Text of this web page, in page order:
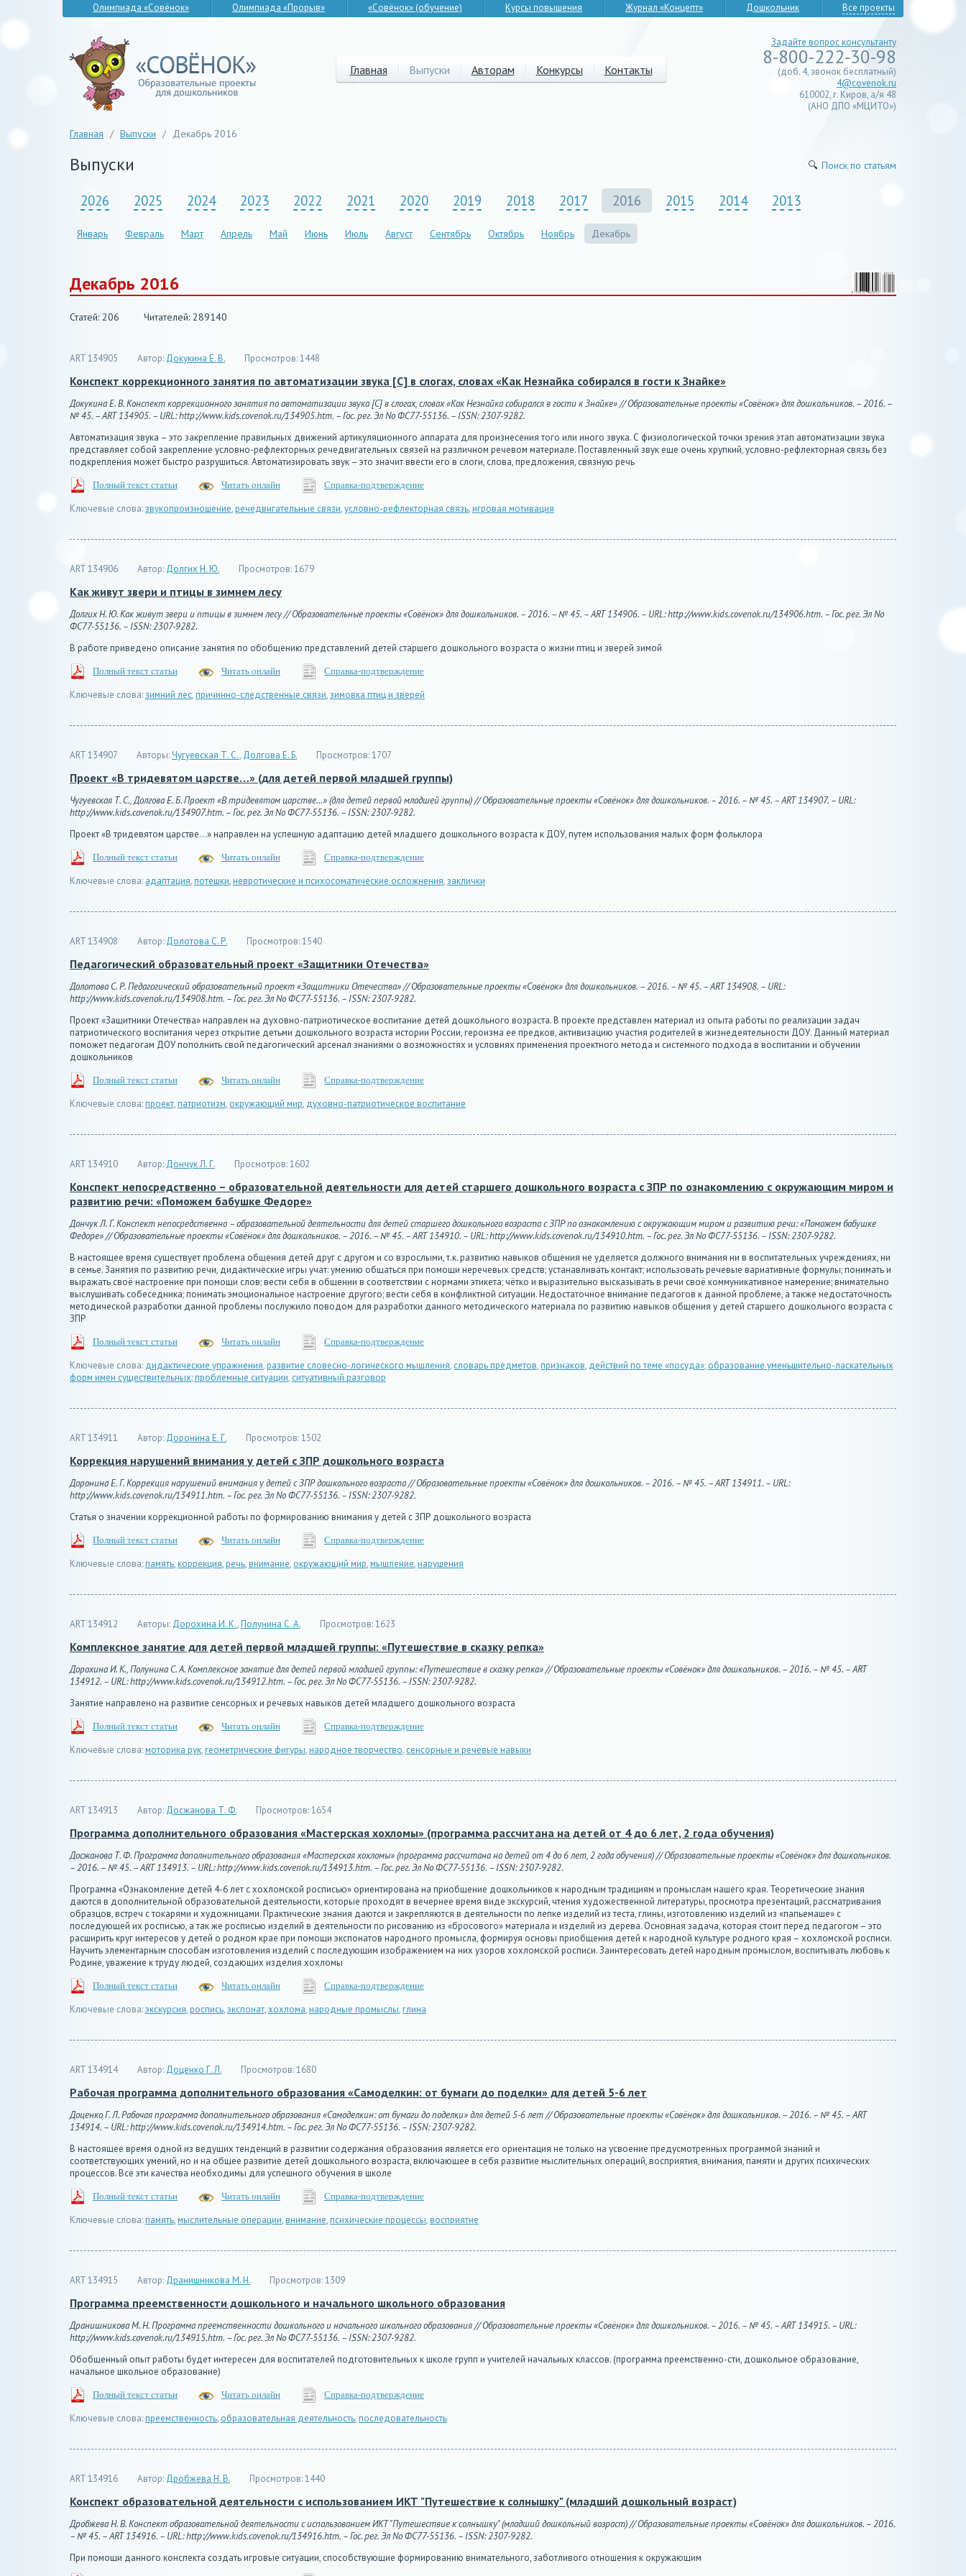
Олимпиада «Совёнок» Олимпиада «Прорыв» «Совёнок» (обучение) Курсы повышения Журнал «Концепт» Дошкольник Все проекты
Главная Выпуски Авторам Конкурсы Контакты
Задайте вопрос консультанту
8-800-222-30-98
(доб. 4, звонок бесплатный)
4@covenok.ru
610002, г. Киров, а/я 48
(АНО ДПО «МЦИТО»)
Главная / Выпуски / Декабрь 2016
🔍 Поиск по статьям
Выпуски
2026 2025 2024 2023 2022 2021 2020 2019 2018 2017 2016 2015 2014 2013
Январь Февраль Март Апрель Май Июнь Июль Август Сентябрь Октябрь Ноябрь Декабрь
Декабрь 2016
Статей: 206 Читателей: 289140
ART 134905 Автор: Докукина Е. В. Просмотров:1448
Конспект коррекционного занятия по автоматизации звука [С] в слогах, словах «Как Незнайка собирался в гости к Знайке»
Докукина Е. В. Конспект коррекционного занятия по автоматизации звука [С] в слогах, словах «Как Незнайка собирался в гости к Знайке» // Образовательные проекты «Совёнок» для дошкольников. – 2016. –
№ 45. – ART 134905. – URL: http://www.kids.covenok.ru/134905.htm. – Гос. рег. Эл No ФС77-55136. – ISSN: 2307-9282.
Автоматизация звука – это закрепление правильных движений артикуляционного аппарата для произнесения того или иного звука. С физиологической точки зрения этап автоматизации звука
представляет собой закрепление условно-рефлекторных речедвигательных связей на различном речевом материале. Поставленный звук еще очень хрупкий, условно-рефлекторная связь без
подкрепления может быстро разрушиться. Автоматизировать звук – это значит ввести его в слоги, слова, предложения, связную речь
Полный текст статьи Читать онлайн Справка-подтверждение
Ключевые слова:звукопроизношение,речедвигательные связи,условно-рефлекторная связь,игровая мотивация
ART 134906 Автор: Долгих Н. Ю. Просмотров:1679
Как живут звери и птицы в зимнем лесу
Долгих Н. Ю. Как живут звери и птицы в зимнем лесу // Образовательные проекты «Совёнок» для дошкольников. – 2016. – № 45. – ART 134906. – URL: http://www.kids.covenok.ru/134906.htm. – Гос. рег. Эл No
ФС77-55136. – ISSN: 2307-9282.
В работе приведено описание занятия по обобщению представлений детей старшего дошкольного возраста о жизни птиц и зверей зимой
Полный текст статьи Читать онлайн Справка-подтверждение
Ключевые слова:зимний лес,причинно-следственные связи,зимовка птиц и зверей
ART 134907 Авторы:Чугуевская Т. С., Долгова Е. Б. Просмотров:1707
Проект «В тридевятом царстве…» (для детей первой младшей группы)
Чугуевская Т. С., Долгова Е. Б. Проект «В тридевятом царстве…» (для детей первой младшей группы) // Образовательные проекты «Совёнок» для дошкольников. – 2016. – № 45. – ART 134907. – URL:
http://www.kids.covenok.ru/134907.htm. – Гос. рег. Эл No ФС77-55136. – ISSN: 2307-9282.
Проект «В тридевятом царстве…» направлен на успешную адаптацию детей младшего дошкольного возраста к ДОУ, путем использования малых форм фольклора
Полный текст статьи Читать онлайн Справка-подтверждение
Ключевые слова: адаптация,потешки,невротические и психосоматические осложнения,заклички
ART 134908 Автор: Долотова С. Р. Просмотров:1540
Педагогический образовательный проект «Защитники Отечества»
Долотова С. Р. Педагогический образовательный проект «Защитники Отечества» // Образовательные проекты «Совёнок» для дошкольников. – 2016. – № 45. – ART 134908. – URL:
http://www.kids.covenok.ru/134908.htm. – Гос. рег. Эл No ФС77-55136. – ISSN: 2307-9282.
Проект «Защитники Отечества» направлен на духовно-патриотическое воспитание детей дошкольного возраста. В проекте представлен материал из опыта работы по реализации задач
патриотического воспитания через открытие детьми дошкольного возраста истории России, героизма ее предков, активизацию участия родителей в жизнедеятельности ДОУ. Данный материал
поможет педагогам ДОУ пополнить свой педагогический арсенал знаниями о возможностях и условиях применения проектного метода и системного подхода в воспитании и обучении
дошкольников
Полный текст статьи Читать онлайн Справка-подтверждение
Ключевые слова:проект,патриотизм, окружающий мир, духовно-патриотическое воспитание
ART 134910 Автор: Дончук Л. Г. Просмотров:1602
Конспект непосредственно – образовательной деятельности для детей старшего дошкольного возраста с ЗПР по ознакомлению с окружающим миром и
развитию речи: «Поможем бабушке Федоре»
Дончук Л. Г. Конспект непосредственно – образовательной деятельности для детей старшего дошкольного возраста с ЗПР по ознакомлению с окружающим миром и развитию речи: «Поможем бабушке
Федоре» // Образовательные проекты «Совёнок» для дошкольников. – 2016. – № 45. – ART 134910. – URL: http://www.kids.covenok.ru/134910.htm. – Гос. рег. Эл No ФС77-55136. – ISSN: 2307-9282.
В настоящее время существует проблема общения детей друг с другом и со взрослыми, т.к. развитию навыков общения не уделяется должного внимания ни в воспитательных учреждениях, ни
в семье. Занятия по развитию речи, дидактические игры учат: умению общаться при помощи неречевых средств; устанавливать контакт; использовать речевые вариативные формулы; понимать и
выражать своё настроение при помощи слов; вести себя в общении в соответствии с нормами этикета; чётко и выразительно высказывать в речи своё коммуникативное намерение; внимательно
выслушивать собеседника; понимать эмоциональное настроение другого; вести себя в конфликтной ситуации. Недостаточное внимание педагогов к данной проблеме, а также недостаточность
методической разработки данной проблемы послужило поводом для разработки данного методического материала по развитию навыков общения у детей старшего дошкольного возраста с
ЗПР
Полный текст статьи Читать онлайн Справка-подтверждение
Ключевые слова: дидактические упражнения,развитие словесно-логического мышления, словарь предметов,признаков, действий по теме «посуда»; образование уменьшительно-ласкательных
форм имен существительных; проблемные ситуации, ситуативный разговор
ART 134911 Автор: Доронина Е. Г. Просмотров:1502
Коррекция нарушений внимания у детей с ЗПР дошкольного возраста
Доронина Е. Г. Коррекция нарушений внимания у детей с ЗПР дошкольного возраста // Образовательные проекты «Совёнок» для дошкольников. – 2016. – № 45. – ART 134911. – URL:
http://www.kids.covenok.ru/134911.htm. – Гос. рег. Эл No ФС77-55136. – ISSN: 2307-9282.
Статья о значении коррекционной работы по формированию внимания у детей с ЗПР дошкольного возраста
Полный текст статьи Читать онлайн Справка-подтверждение
Ключевые слова:память,коррекция,речь,внимание, окружающий мир,мышление,нарушения
ART 134912 Авторы: Дорохина И. К.,Полунина С. А. Просмотров:1623
Комплексное занятие для детей первой младшей группы: «Путешествие в сказку репка»
Дорохина И. К., Полунина С. А. Комплексное занятие для детей первой младшей группы: «Путешествие в сказку репка» // Образовательные проекты «Совёнок» для дошкольников. – 2016. – № 45. – ART
134912. – URL: http://www.kids.covenok.ru/134912.htm. – Гос. рег. Эл No ФС77-55136. – ISSN: 2307-9282.
Занятие направлено на развитие сенсорных и речевых навыков детей младшего дошкольного возраста
Полный текст статьи Читать онлайн Справка-подтверждение
Ключевые слова:моторика рук,геометрические фигуры,народное творчество, сенсорные и речевые навыки
ART 134913 Автор: Досжанова Т. Ф. Просмотров:1654
Программа дополнительного образования «Мастерская хохломы» (программа рассчитана на детей от 4 до 6 лет, 2 года обучения)
Досжанова Т. Ф. Программа дополнительного образования «Мастерская хохломы» (программа рассчитана на детей от 4 до 6 лет, 2 года обучения) // Образовательные проекты «Совёнок» для дошкольников.
– 2016. – № 45. – ART 134913. – URL: http://www.kids.covenok.ru/134913.htm. – Гос. рег. Эл No ФС77-55136. – ISSN: 2307-9282.
Программа «Ознакомление детей 4-6 лет с хохломской росписью» ориентирована на приобщение дошкольников к народным традициям и промыслам нашего края. Теоретические знания
даются в дополнительной образовательной деятельности, которые проходят в вечернее время виде экскурсий, чтения художественной литературы, просмотра презентаций, рассматривания
образцов, встреч с токарями и художницами. Практические знания даются и закрепляются в деятельности по лепке изделий из теста, глины, изготовлению изделий из «папьемаше» с
последующей их росписью, а так же росписью изделий в деятельности по рисованию из «бросового» материала и изделий из дерева. Основная задача, которая стоит перед педагогом – это
расширить круг интересов у детей о родном крае при помощи экспонатов народного промысла, формируя основы приобщения детей к народной культуре родного края – хохломской росписи.
Научить элементарным способам изготовления изделий с последующим изображением на них узоров хохломской росписи. Заинтересовать детей народным промыслом, воспитывать любовь к
Родине, уважение к труду людей, создающих изделия хохломы
Полный текст статьи Читать онлайн Справка-подтверждение
Ключевые слова:экскурсия,роспись,экспонат,хохлома,народные промыслы,глина
ART 134914 Автор: Доценко Г. Л. Просмотров:1680
Рабочая программа дополнительного образования «Самоделкин: от бумаги до поделки» для детей 5-6 лет
Доценко Г. Л. Рабочая программа дополнительного образования «Самоделкин: от бумаги до поделки» для детей 5-6 лет // Образовательные проекты «Совёнок» для дошкольников. – 2016. – № 45. – ART
134914. – URL: http://www.kids.covenok.ru/134914.htm. – Гос. рег. Эл No ФС77-55136. – ISSN: 2307-9282.
В настоящее время одной из ведущих тенденций в развитии содержания образования является его ориентация не только на усвоение предусмотренных программой знаний и
соответствующих умений, но и на общее развитие детей дошкольного возраста, включающее в себя развитие мыслительных операций, восприятия, внимания, памяти и других психических
процессов. Все эти качества необходимы для успешного обучения в школе
Полный текст статьи Читать онлайн Справка-подтверждение
Ключевые слова:память,мыслительные операции,внимание,психические процессы,восприятие
ART 134915 Автор: Дранишникова М. Н. Просмотров:1309
Программа преемственности дошкольного и начального школьного образования
Дранишникова М. Н. Программа преемственности дошкольного и начального школьного образования // Образовательные проекты «Совёнок» для дошкольников. – 2016. – № 45. – ART 134915. – URL:
http://www.kids.covenok.ru/134915.htm. – Гос. рег. Эл No ФС77-55136. – ISSN: 2307-9282.
Обобщенный опыт работы будет интересен для воспитателей подготовительных к школе групп и учителей начальных классов. (программа преемственно-сти, дошкольное образование,
начальное школьное образование)
Полный текст статьи Читать онлайн Справка-подтверждение
Ключевые слова:преемственность, образовательная деятельность,последовательность
ART 134916 Автор: Дробжева Н. В. Просмотров:1440
Конспект образовательной деятельности с использованием ИКТ "Путешествие к солнышку" (младший дошкольный возраст)
Дробжева Н. В. Конспект образовательной деятельности с использованием ИКТ "Путешествие к солнышку" (младший дошкольный возраст) // Образовательные проекты «Совёнок» для дошкольников. – 2016.
– № 45. – ART 134916. – URL: http://www.kids.covenok.ru/134916.htm. – Гос. рег. Эл No ФС77-55136. – ISSN: 2307-9282.
При помощи данного конспекта создать игровые ситуации, способствующие формированию внимательного, заботливого отношения к окружающим